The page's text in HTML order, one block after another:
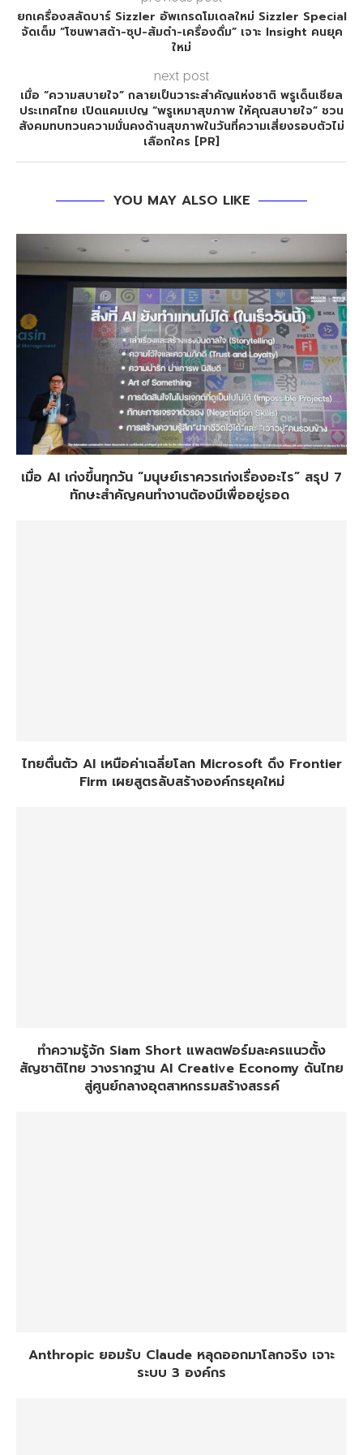
ยกเครื่องสลัดบาร์ Sizzler อัพเกรดโมเดลใหม่ Sizzler Special
จัดเต็ม “โซนพาสต้า-ซุป-ส้มตำ-เครื่องดื่ม” เจาะ Insight คนยุค
ใหม่
next post
เมื่อ “ความสบายใจ” กลายเป็นวาระสำคัญแห่งชาติ พรูเด็นเชียล
ประเทศไทย เปิดแคมเปญ “พรูเหมาสุขภาพ ให้คุณสบายใจ” ชวน
สังคมทบทวนความมั่นคงด้านสุขภาพในวันที่ความเสี่ยงรอบตัวไม่
เลือกใคร [PR]
YOU MAY ALSO LIKE
เมื่อ AI เก่งขึ้นทุกวัน “มนุษย์เราควรเก่งเรื่องอะไร” สรุป 7
ทักษะสำคัญคนทำงานต้องมีเพื่ออยู่รอด
ไทยตื่นตัว AI เหนือค่าเฉลี่ยโลก Microsoft ดึง Frontier
Firm เผยสูตรลับสร้างองค์กรยุคใหม่
ทำความรู้จัก Siam Short แพลตฟอร์มละครแนวตั้ง
สัญชาติไทย วางรากฐาน AI Creative Economy ดันไทย
สู่ศูนย์กลางอุตสาหกรรมสร้างสรรค์
Anthropic ยอมรับ Claude หลุดออกมาโลกจริง เจาะ
ระบบ 3 องค์กร